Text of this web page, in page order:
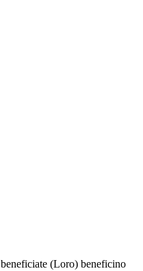
beneficiate (Loro) beneficino